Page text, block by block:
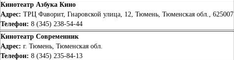
Кинотеатр Азбука Кино
Адрес: ТРЦ Фаворит, Гнаровской улица, 12, Тюмень, Тюменская обл., 625007
Телефон: 8 (345) 238-54-44
Кинотеатр Современник
Адрес: г. Тюмень, Тюменская обл.
Телефон: 8 (345) 235-84-13